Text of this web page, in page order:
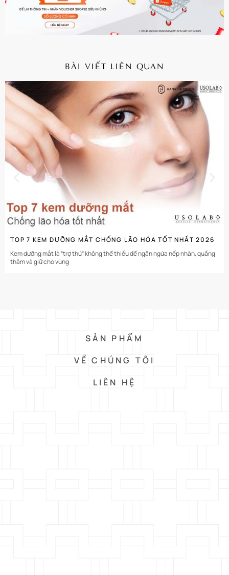
BÀI VIẾT LIÊN QUAN
TOP 7 KEM DƯỠNG MẮT CHỐNG LÃO HÓA TỐT NHẤT 2026
Kem dưỡng mắt là “trợ thủ” không thể thiếu để ngăn ngừa nếp nhăn, quầng
thâm và giữ cho vùng
SẢN PHẨM
VỀ CHÚNG TÔI
LIÊN HỆ